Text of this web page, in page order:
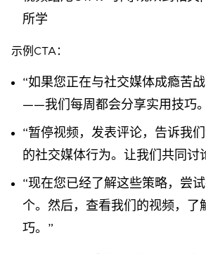
所学
示例CTA：
“如果您正在与社交媒体成瘾苦
——我们每周都会分享实用技巧
“暂停视频，发表评论，告诉我
的社交媒体行为。让我们共同讨
“现在您已经了解这些策略，尝
个。然后，查看我们的视频，了
巧。”